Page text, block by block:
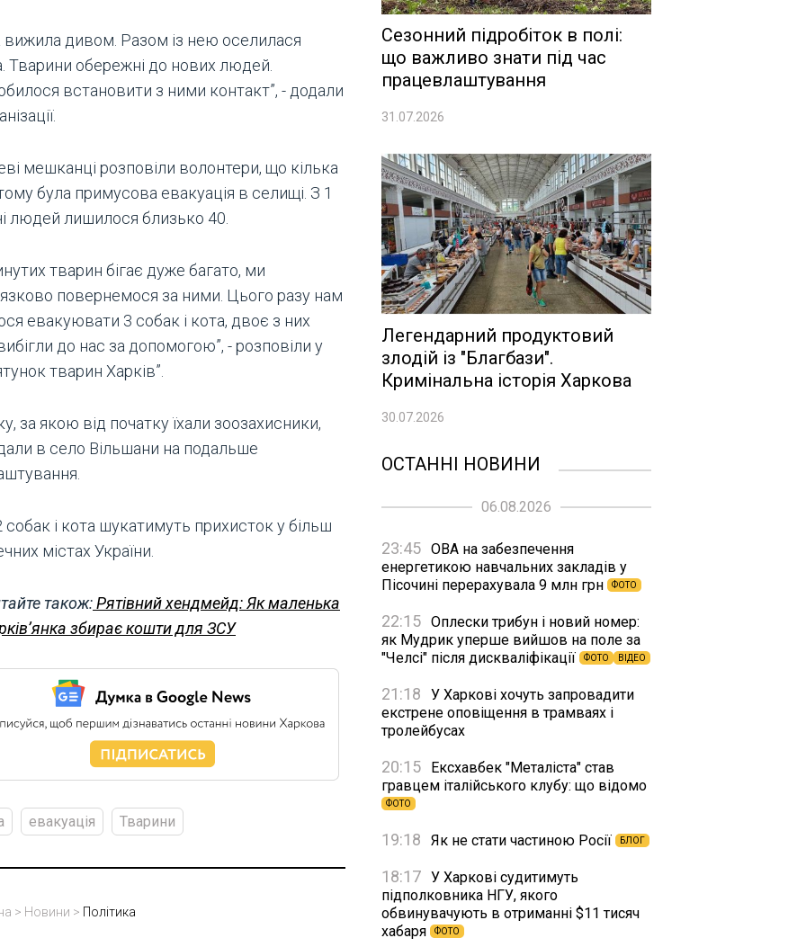
вижила дивом. Разом із нею оселилася
Тварини обережні до нових людей.
встановити з ними контакт”, - додали
мешканці розповіли волонтери, що кілька
була примусова евакуація в селищі. З 1
людей лишилося близько 40.
тварин бігає дуже багато, ми
повернемося за ними. Цього разу нам
евакуювати 3 собак і кота, двоє з них
до нас за допомогою”, - розповіли у
тварин Харків”.
за якою від початку їхали зоозахисники,
в село Вільшани на подальше
і кота шукатимуть прихисток у більш
містах України.
також:Рятівний хендмейд: Як маленька
збирає кошти для ЗСУ
евакуація Тварини
> Новини > Політика
Сезонний підробіток в полі:
що важливо знати під час
працевлаштування
31.07.2026
Легендарний продуктовий
злодій із "Благбази".
Кримінальна історія Харкова
30.07.2026
ОСТАННІ НОВИНИ
06.08.2026
23:45 ОВА на забезпечення
енергетикою навчальних закладів у
Пісочині перерахувала 9 млн грн
ФОТО
22:15 Оплески трибун і новий номер:
як Мудрик уперше вийшов на поле за
"Челсі" після дискваліфікації
ФОТО ВІДЕО
21:18
У Харкові хочуть запровадити
екстрене оповіщення в трамваях і
тролейбусах
20:15
Ексхавбек "Металіста" став
гравцем італійського клубу: що відомо
ФОТО
19:18 Як не стати частиною Росії БЛОГ
18:17 У Харкові судитимуть
підполковника НГУ, якого
обвинувачують в отриманні $11 тисяч
хабаря
ФОТО